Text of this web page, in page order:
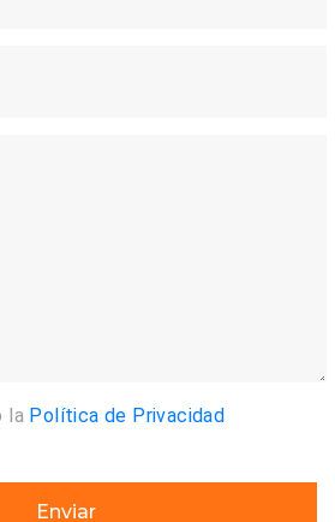
la Política de Privacidad
Enviar